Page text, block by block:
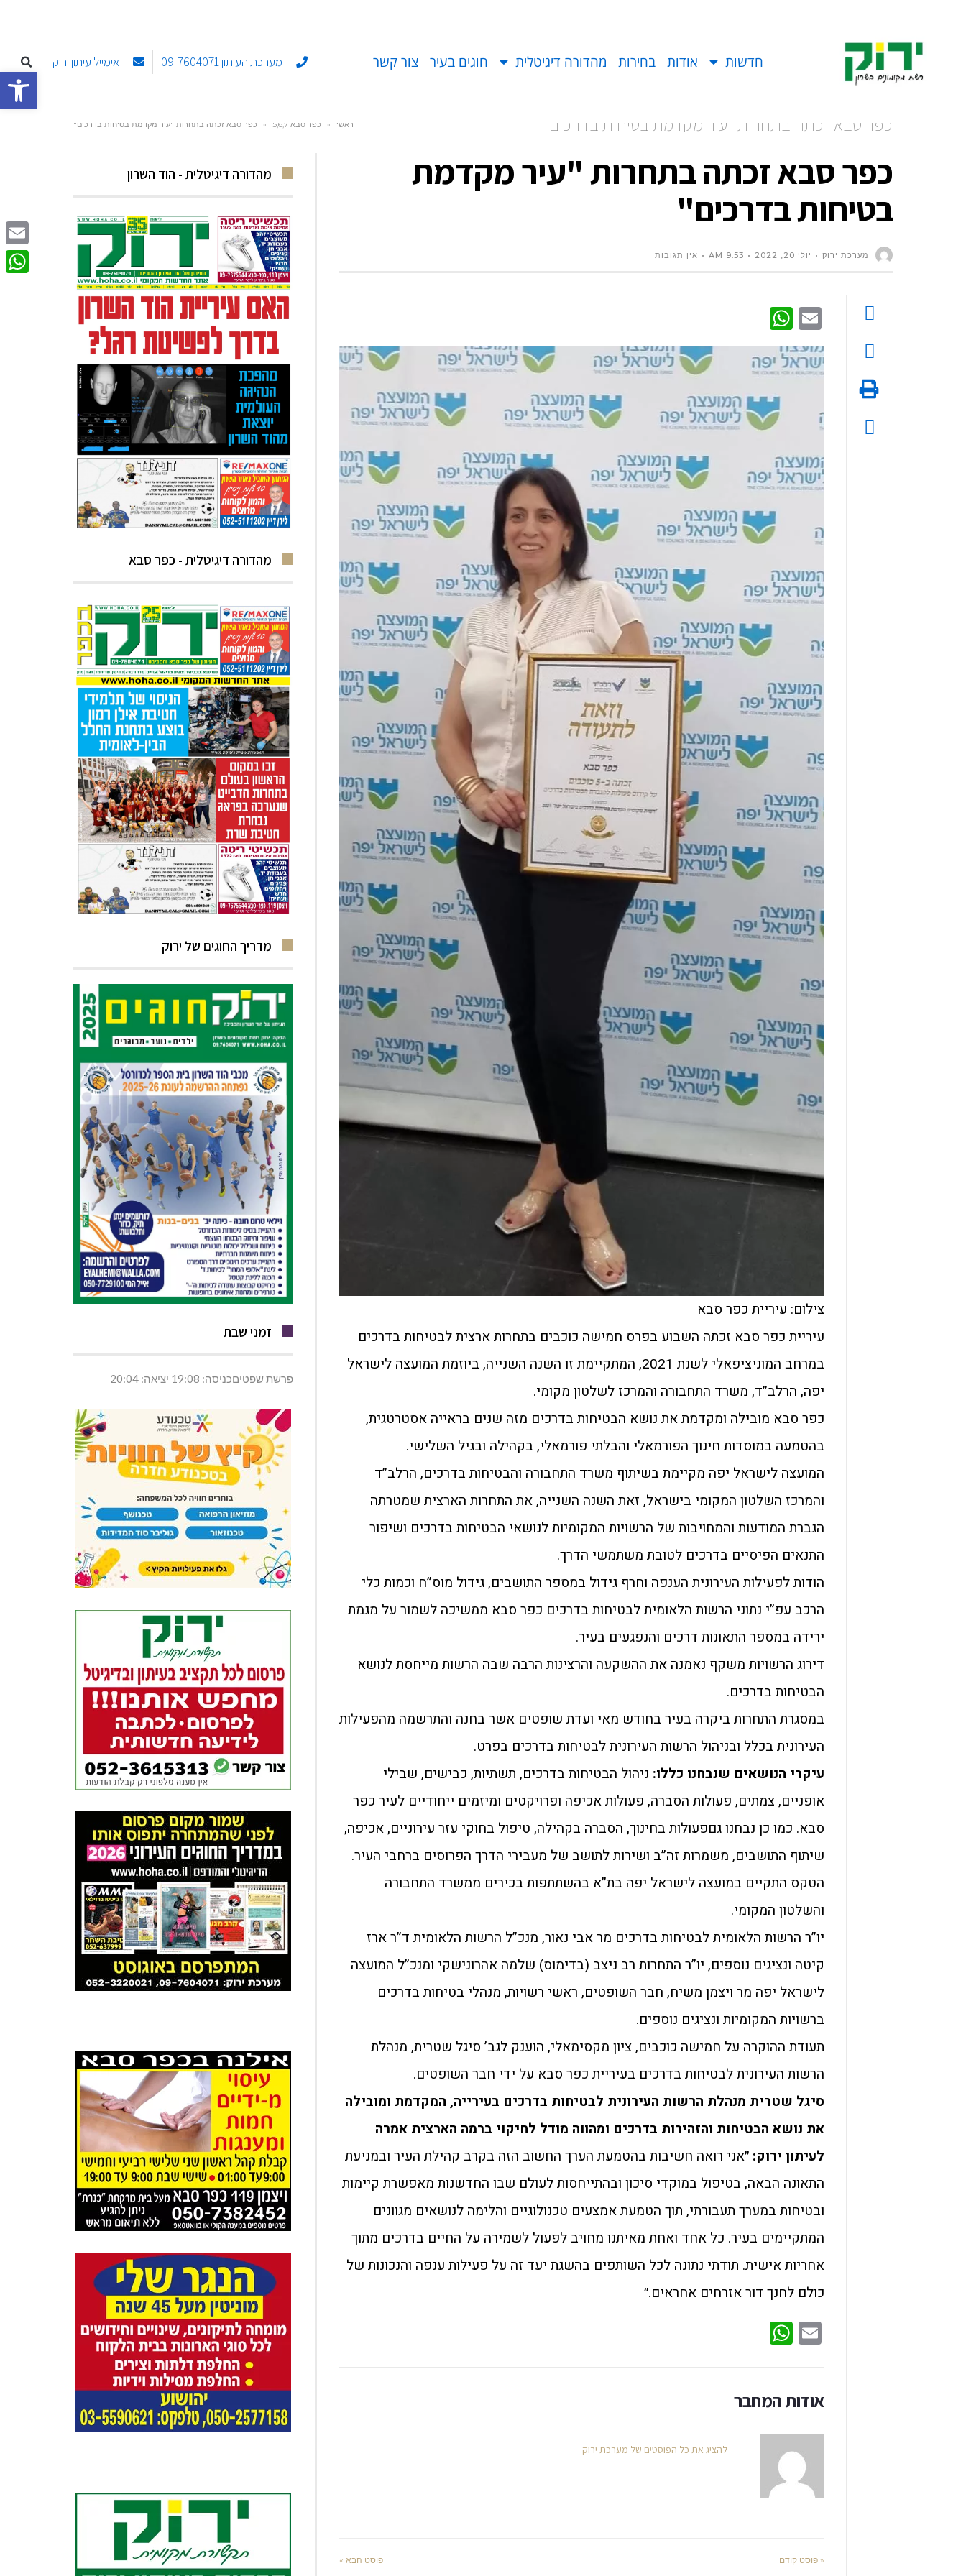
פתח חדשות אודות בחירות מהדורה דיגיטלית חוגים בעיר צור קשר מערכת העיתון 09-7604071 אימייל עיתון ירוק
כפר סבא זכתה בתחרות "עיר מקדמת בטיחות בדרכים" ראשי » כפר סבא 5,6,7 » כפר סבא זכתה בתחרות "עיר מקדמת בטיחות בדרכים"
כפר סבא זכתה בתחרות "עיר מקדמת
בטיחות בדרכים"
מערכת ירוק יולי 20, 2022 9:53 AM אין תגובות
Email
צילום: עיריית כפר סבא
עיריית כפר סבא זכתה השבוע בפרס חמישה כוכבים בתחרות ארצית לבטיחות בדרכים
במרחב המוניציפאלי לשנת 2021, המתקיימת זו השנה השנייה, ביוזמת המועצה לישראל
יפה, הרלב”ד, משרד התחבורה והמרכז לשלטון מקומי.
כפר סבא מובילה ומקדמת את נושא הבטיחות בדרכים מזה שנים בראייה אסטרטגית,
בהטמעה במוסדות חינוך הפורמאלי והבלתי פורמאלי, בקהילה ובגיל השלישי.
המועצה לישראל יפה מקיימת בשיתוף משרד התחבורה והבטיחות בדרכים, הרלב”ד
והמרכז השלטון המקומי בישראל, זאת השנה השנייה, את התחרות הארצית שמטרתה
הגברת המודעות והמחויבות של הרשויות המקומיות לנושאי הבטיחות בדרכים ושיפור
התנאים הפיסיים בדרכים לטובת משתמשי הדרך.
הודות לפעילות העירונית הענפה וחרף גידול במספר התושבים, גידול מוס”ח וכמות כלי
הרכב עפ”י נתוני הרשות הלאומית לבטיחות בדרכים כפר סבא ממשיכה לשמור על מגמת
ירידה במספר התאונות דרכים והנפגעים בעיר.
דירוג הרשויות משקף נאמנה את ההשקעה והרצינות הרבה שבה הרשות מייחסת לנושא
הבטיחות בדרכים.
במסגרת התחרות ביקרה בעיר בחודש מאי ועדת שופטים אשר בחנה והתרשמה מהפעילות
העירונית בכלל ובניהול הרשות העירונית לבטיחות בדרכים בפרט.
עיקרי הנושאים שנבחנו כללו: ניהול הבטיחות בדרכים, תשתיות, כבישים, שבילי
אופניים, צמתים, פעולות הסברה, פעולות אכיפה ופרויקטים ומיזמים ייחודיים לעיר כפר
סבא. כמו כן נבחנו גםפעולות בחינוך, הסברה בקהילה, טיפול בחוקי עזר עירוניים, אכיפה,
שיתוף התושבים, משמרות זה”ב ושירות לתושב של מעבירי הדרך הפרוסים ברחבי העיר.
הטקס התקיים במועצה לישראל יפה בת”א בהשתתפות בכירים ממשרד התחבורה
והשלטון המקומי.
יו”ר הרשות הלאומית לבטיחות בדרכים מר אבי נאור, מנכ”ל הרשות הלאומית ד”ר ארז
קיטה ונציגים נוספים, יו”ר התחרות רב ניצב (בדימוס) שלמה אהרונישקי ומנכ”ל המועצה
לישראל יפה מר ויצמן משיח, חבר השופטים, ראשי רשויות, מנהלי בטיחות בדרכים
ברשויות המקומיות ונציגים נוספים.
תעודת ההוקרה על חמישה כוכבים, ציון מקסימאלי, הוענק לגב’ סיגל שטרית, מנהלת
הרשות העירונית לבטיחות בדרכים בעיריית כפר סבא על ידי חבר השופטים.
סיגל שטרית מנהלת הרשות העירונית לבטיחות בדרכים בעירייה, המקדמת ומובילה
את נושא הבטיחות והזהירות בדרכים ומהווה מודל לחיקוי ברמה הארצית אמרה
לעיתון ירוק: ״אני רואה חשיבות בהטמעת הערך החשוב הזה בקרב קהילת העיר ובמניעת
התאונה הבאה, בטיפול במוקדי סיכון ובהתייחסות לעולם שבו החדשנות מאפשרת קיימות
ובטיחות במערך תעבורתי, תוך הטמעת אמצעים טכנולוגיים והלימה לנושאים מגוונים
המתקיימים בעיר. כל אחד ואחת מאיתנו מחויב לפעול לשמירה על החיים בדרכים מתוך
אחריות אישית. תודתי נתונה לכל השותפים בהשגת יעד זה על פעילות ענפה והנכונות של
כולם לחנך דור אזרחים אחראים.״
Email
אודות המחבר
להציג את כל הפוסטים של מערכת ירוק
« פוסט קודם פוסט הבא »
מהדורה דיגיטלית - הוד השרון
מהדורה דיגיטלית - כפר סבא
מדריך החוגים של ירוק
זמני שבת
פרשת שפטיםכניסה: 19:08 יציאה: 20:04